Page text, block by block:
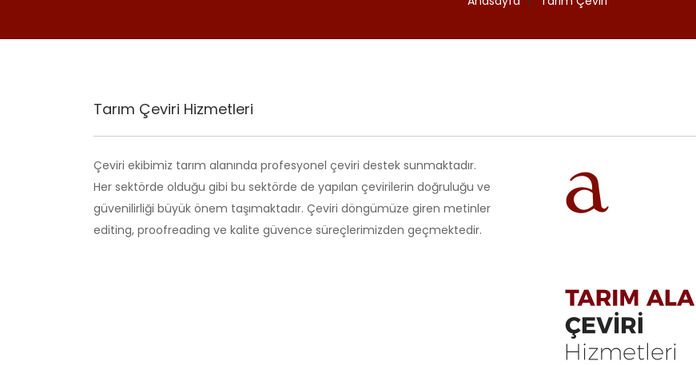
Tarım Çeviri Hizmetleri
Çeviri ekibimiz tarım alanında profesyonel çeviri destek sunmaktadır.
Her sektörde olduğu gibi bu sektörde de yapılan çevirilerin doğruluğu ve
güvenilirliği büyük önem taşımaktadır. Çeviri döngümüze giren metinler
editing, proofreading ve kalite güvence süreçlerimizden geçmektedir.